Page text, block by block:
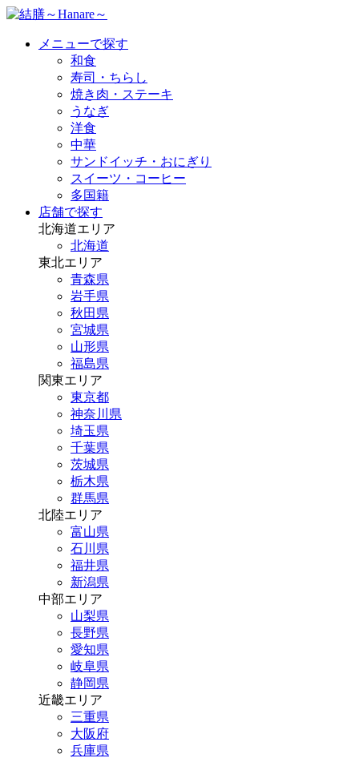
メニューで探す
和食
寿司・ちらし
焼き肉・ステーキ
うなぎ
洋食
中華
サンドイッチ・おにぎり
スイーツ・コーヒー
多国籍
店舗で探す
北海道エリア
北海道
東北エリア
青森県
岩手県
秋田県
宮城県
山形県
福島県
関東エリア
東京都
神奈川県
埼玉県
千葉県
茨城県
栃木県
群馬県
北陸エリア
富山県
石川県
福井県
新潟県
中部エリア
山梨県
長野県
愛知県
岐阜県
静岡県
近畿エリア
三重県
大阪府
兵庫県